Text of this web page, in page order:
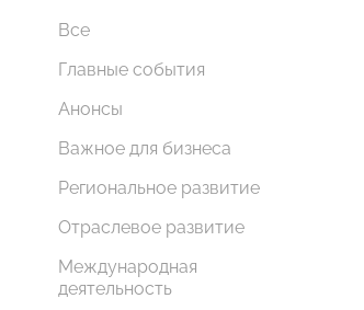
Все
Главные события
Анонсы
Важное для бизнеса
Региональное развитие
Отраслевое развитие
Международная
деятельность